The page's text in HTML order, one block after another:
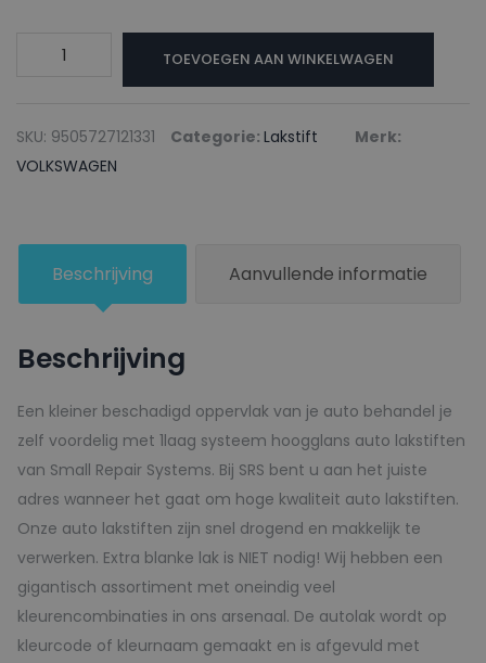
VOLKSWAGEN
IRISCHGRUEN
-
TOEVOEGEN AAN WINKELWAGEN
SKU: 9505727121331 Categorie: Lakstift
Merk:
VOLKSWAGEN
Beschrijving Aanvullende informatie
Beschrijving
Een kleiner beschadigd oppervlak van je auto behandel je
zelf voordelig met 1laag systeem hoogglans auto lakstiften
van Small Repair Systems. Bij SRS bent u aan het juiste
adres wanneer het gaat om hoge kwaliteit auto lakstiften.
Onze auto lakstiften zijn snel drogend en makkelijk te
verwerken. Extra blanke lak is NIET nodig! Wij hebben een
gigantisch assortiment met oneindig veel
kleurencombinaties in ons arsenaal. De autolak wordt op
kleurcode of kleurnaam gemaakt en is afgevuld met